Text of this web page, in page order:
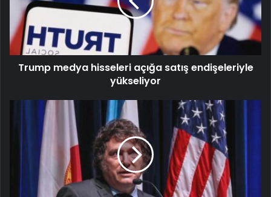
Trump medya hisseleri açığa satış endişeleriyle
yükseliyor